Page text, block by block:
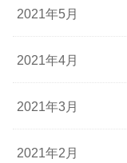
2021年5月
2021年4月
2021年3月
2021年2月